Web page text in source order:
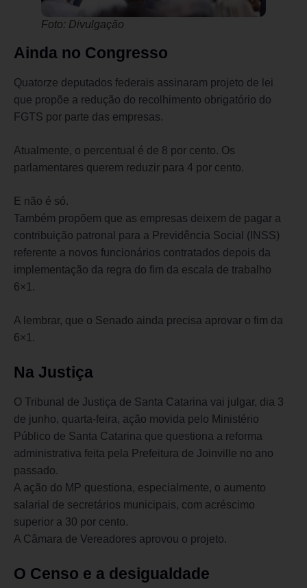
Foto: Divulgação
Ainda no Congresso
Quatorze deputados federais assinaram projeto de lei
que propõe a redução do recolhimento obrigatório do
FGTS por parte das empresas.
Atualmente, o percentual é de 8 por cento. Os
parlamentares querem reduzir para 4 por cento.
E não é só.
Também propõem que as empresas deixem de pagar a
contribuição patronal para a Previdência Social (INSS)
referente a novos funcionários contratados depois da
implementação da regra do fim da escala de trabalho
6×1.
A lembrar, que o Senado ainda precisa aprovar o fim da
6×1.
Na Justiça
O Tribunal de Justiça de Santa Catarina vai julgar, dia 3
de junho, quarta-feira, ação movida pelo Ministério
Público de Santa Catarina que questiona a reforma
administrativa feita pela Prefeitura de Joinville no ano
passado.
A ação do MP questiona, especialmente, o aumento
salarial de secretários municipais, com acréscimo
superior a 30 por cento.
A Câmara de Vereadores aprovou o projeto.
O Censo e a desigualdade